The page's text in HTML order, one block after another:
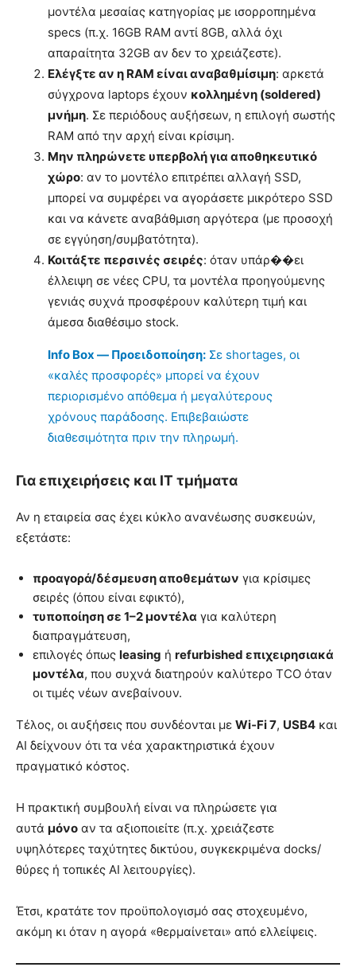
μοντέλα μεσαίας κατηγορίας με ισορροπημένα
specs (π.χ. 16GB RAM αντί 8GB, αλλά όχι
απαραίτητα 32GB αν δεν το χρειάζεστε).
Ελέγξτε αν η RAM είναι αναβαθμίσιμη: αρκετά
σύγχρονα laptops έχουν κολλημένη (soldered)
μνήμη. Σε περιόδους αυξήσεων, η επιλογή σωστής
RAM από την αρχή είναι κρίσιμη.
Μην πληρώνετε υπερβολή για αποθηκευτικό
χώρο: αν το μοντέλο επιτρέπει αλλαγή SSD,
μπορεί να συμφέρει να αγοράσετε μικρότερο SSD
και να κάνετε αναβάθμιση αργότερα (με προσοχή
σε εγγύηση/συμβατότητα).
Κοιτάξτε περσινές σειρές: όταν υπάρ��ει
έλλειψη σε νέες CPU, τα μοντέλα προηγούμενης
γενιάς συχνά προσφέρουν καλύτερη τιμή και
άμεσα διαθέσιμο stock.
Info Box — Προειδοποίηση: Σε shortages, οι
«καλές προσφορές» μπορεί να έχουν
περιορισμένο απόθεμα ή μεγαλύτερους
χρόνους παράδοσης. Επιβεβαιώστε
διαθεσιμότητα πριν την πληρωμή.
Για επιχειρήσεις και IT τμήματα
Αν η εταιρεία σας έχει κύκλο ανανέωσης συσκευών,
εξετάστε:
προαγορά/δέσμευση αποθεμάτων για κρίσιμες
σειρές (όπου είναι εφικτό),
τυποποίηση σε 1–2 μοντέλα για καλύτερη
διαπραγμάτευση,
επιλογές όπως leasing ή refurbished επιχειρησιακά
μοντέλα, που συχνά διατηρούν καλύτερο TCO όταν
οι τιμές νέων ανεβαίνουν.
Τέλος, οι αυξήσεις που συνδέονται με Wi‑Fi 7, USB4 και
AI δείχνουν ότι τα νέα χαρακτηριστικά έχουν
πραγματικό κόστος.
Η πρακτική συμβουλή είναι να πληρώσετε για
αυτά μόνο αν τα αξιοποιείτε (π.χ. χρειάζεστε
υψηλότερες ταχύτητες δικτύου, συγκεκριμένα docks/
θύρες ή τοπικές AI λειτουργίες).
Έτσι, κρατάτε τον προϋπολογισμό σας στοχευμένο,
ακόμη κι όταν η αγορά «θερμαίνεται» από ελλείψεις.